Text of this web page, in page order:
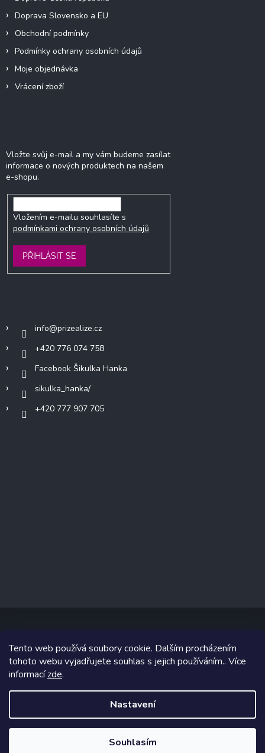
Tento web používá soubory cookie. Dalším procházením
tohoto webu vyjadřujete souhlas s jejich používáním.. Více
informacízde.
Nastavení
Souhlasím
Doprava Slovensko a EU
Obchodní podmínky
Podmínky ochrany osobních údajů
Moje objednávka
Vrácení zboží
Vložte svůj e-mail a my vám budeme zasílat
informace o nových produktech na našem
e-shopu.
Vložením e-mailu souhlasíte s
podmínkami ochrany osobních údajů
PŘIHLÁSIT SE
info@prizealize.cz
+420 776 074 758
Facebook Šikulka Hanka
sikulka_hanka/
+420 777 907 705
Copyright 2026www.prizealize.cz. Všechna práva vyhrazena.
Grafický návrh vytvořil a na Shoptet implementoval
Shoptetak.cz.